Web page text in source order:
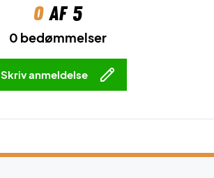
0af 5
0 bedømmelser
Skriv anmeldelse